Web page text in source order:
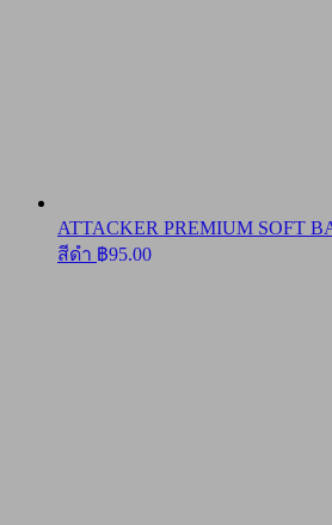
ATTACKER PREMIUM SOFT
สีดำ ฿95.00